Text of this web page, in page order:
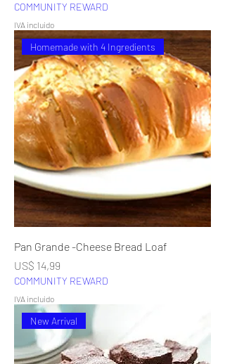
COMMUNITY REWARD
IVA incluido
Homemade with 4 Ingredients
Pan Grande -Cheese Bread Loaf
Precio
US$ 14,99
COMMUNITY REWARD
IVA incluido
New Arrival